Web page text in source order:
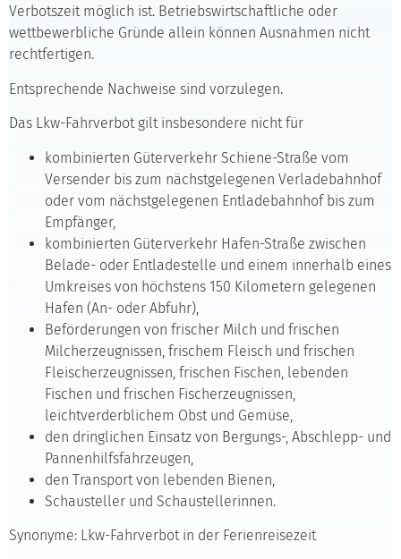
Verbotszeit möglich ist. Betriebswirtschaftliche oder
wettbewerbliche Gründe allein können Ausnahmen nicht
rechtfertigen.
Entsprechende Nachweise sind vorzulegen.
Das Lkw-Fahrverbot gilt insbesondere nicht für
kombinierten Güterverkehr Schiene-Straße vom
Versender bis zum nächstgelegenen Verladebahnhof
oder vom nächstgelegenen Entladebahnhof bis zum
Empfänger,
kombinierten Güterverkehr Hafen-Straße zwischen
Belade- oder Entladestelle und einem innerhalb eines
Umkreises von höchstens 150 Kilometern gelegenen
Hafen (An- oder Abfuhr),
Beförderungen von frischer Milch und frischen
Milcherzeugnissen, frischem Fleisch und frischen
Fleischerzeugnissen, frischen Fischen, lebenden
Fischen und frischen Fischerzeugnissen,
leichtverderblichem Obst und Gemüse,
den dringlichen Einsatz von Bergungs-, Abschlepp- und
Pannenhilfsfahrzeugen,
den Transport von lebenden Bienen,
Schausteller und Schaustellerinnen.
Synonyme: Lkw-Fahrverbot in der Ferienreisezeit